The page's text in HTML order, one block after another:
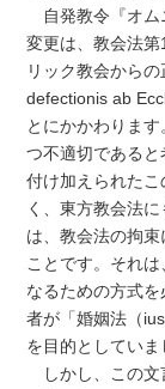
自発教令『オム
変更は、教会法
リック教会から
defectionis ab
とにかかわりま
つ不適切である
付け加えられた
く、東方教会法
は、教会法の拘
ことです。それ
なるための方式
者が「婚姻法（
を目的としていま
しかし、この文